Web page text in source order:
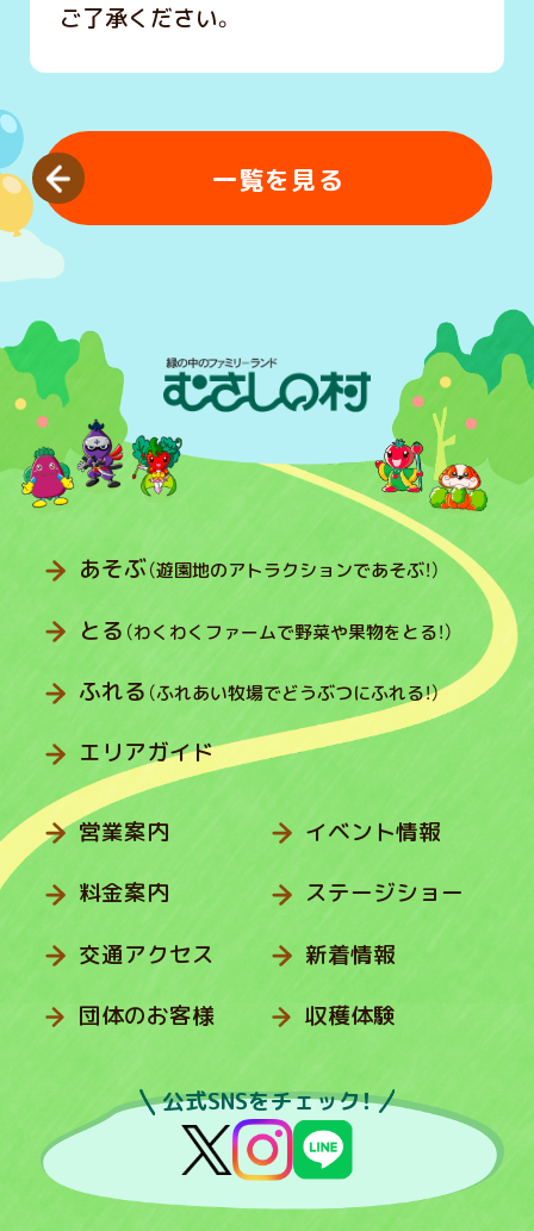
ご了承ください。
一覧を見る
あそぶ（遊園地のアトラクションであそぶ！）
とる （わくわくファームで野菜や果物をとる！）
ふれる （ふれあい牧場でどうぶつにふれる！）
エリアガイド
営業案内
料金案内
交通アクセス
団体のお客様
イベント情報
ステージショー
新着情報
収穫体験
公式SNSをチェック！